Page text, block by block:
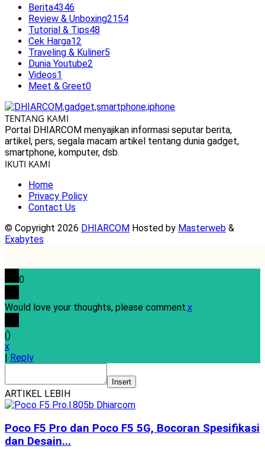
Berita4346
Review & Unboxing2154
Tutorial & Tips48
Cek Harga12
Traveling & Kuliner5
Dunia Youtube2
Videos1
Meet & Greet0
TENTANG KAMI
Portal DHIARCOM menyajikan informasi seputar berita,
artikel, pers, segala macam artikel tentang dunia gadget,
smartphone, komputer, dsb.
IKUTI KAMI
Home
Privacy Policy
Contact Us
© Copyright 2026 DHIARCOM Hosted by Masterweb &
Exabytes
0
Would love your thoughts, please comment.x
()
x
Reply
Insert
ARTIKEL LEBIH
Poco F5 Pro dan Poco F5 5G, Bocoran Spesifikasi
dan Desain...